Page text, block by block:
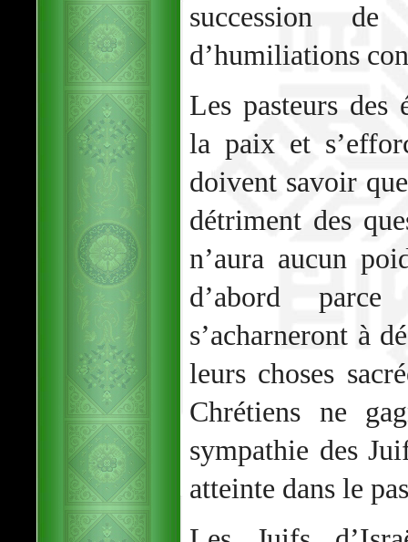
succession
d’humiliations
Les pasteurs des
la paix et
doivent savoir
détriment des
n’aura aucun
d’abord
s’acharneront à
leurs choses
Chrétiens ne
sympathie des
atteinte dans le